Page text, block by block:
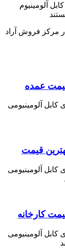
آلومینیوم
مرکز فروش آراد
کابل آلومینیومی
کابل آلومینیومی
کابل آلومینیومی